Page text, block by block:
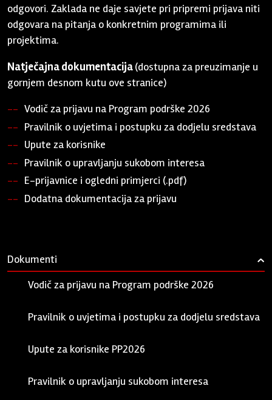
odgovori. Zaklada ne daje savjete pri pripremi prijava niti
odgovara na pitanja o konkretnim programima ili
projektima.
Natječajna dokumentacija(dostupna za preuzimanje u
gornjem desnom kutu ove stranice)
Vodič za prijavu na Program podrške 2026
Pravilnik o uvjetima i postupku za dodjelu sredstava
Upute za korisnike
Pravilnik o upravljanju sukobom interesa
E-prijavnice i ogledni primjerci (.pdf)
Dodatna dokumentacija za prijavu
Dokumenti ›
Vodič za prijavu na Program podrške 2026
Pravilnik o uvjetima i postupku za dodjelu sredstava
Upute za korisnike PP2026
Pravilnik o upravljanju sukobom interesa